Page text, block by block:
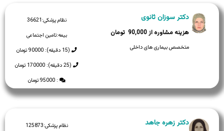
نظام پزشکی:36621
بیمه:تامین اجتماعی
(15 دقیقه): 90000 تومان
(25 دقیقه): 170000 تومان
: 95000 تومان
دکتر سوزان ثانوی
90,000
متخصص بیماری های داخلی
نظام پزشکی:125873
دکتر زهره جاهد